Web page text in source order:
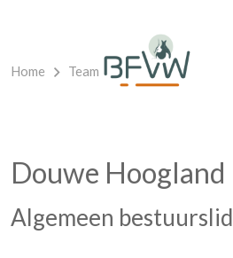
Home Team
Douwe Hoogland
Algemeen bestuurslid